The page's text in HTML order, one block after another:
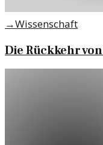
→Wissenschaft
Die Rückkehr